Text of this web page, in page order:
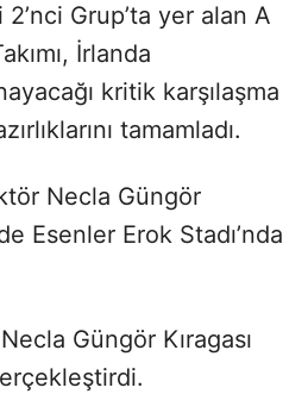
Grup’ta yer alan A
İrlanda
kritik karşılaşma
tamamladı.
Necla Güngör
Esenler Erok Stadı’nda
Güngör Kıragası